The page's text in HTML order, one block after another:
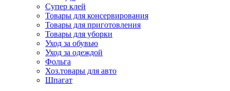
Супер клей
Товары для консервирования
Товары для приготовления
Товары для уборки
Уход за обувью
Уход за одеждой
Фольга
Хоз.товары для авто
Шпагат